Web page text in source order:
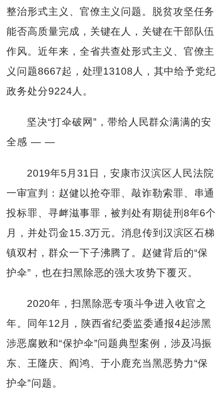
整治形式主义、官僚主义问题。脱贫攻坚任务
能否高质量完成，关键在人，关键在干部队伍
作风。近年来，全省共查处形式主义、官僚主
义问题8667起，处理13108人，其中给予党纪
政务处分9224人。
坚决“打伞破网”，带给人民群众满满的安
全感 — —
2019年5月31日，安康市汉滨区人民法院
一审宣判：赵健以抢夺罪、敲诈勒索罪、串通
投标罪、寻衅滋事罪，被判处有期徒刑8年6个
月，并处罚金15.3万元。消息传到汉滨区石梯
镇双村，群众一下子沸腾了。赵健背后的“保
护伞”，也在扫黑除恶的强大攻势下覆灭。
2020年，扫黑除恶专项斗争进入收官之
年。同年12月，陕西省纪委监委通报4起涉黑
涉恶腐败和“保护伞”问题典型案例，涉及冯振
东、王隆庆、阎鸿、于小鹿充当黑恶势力“保
护伞”问题。